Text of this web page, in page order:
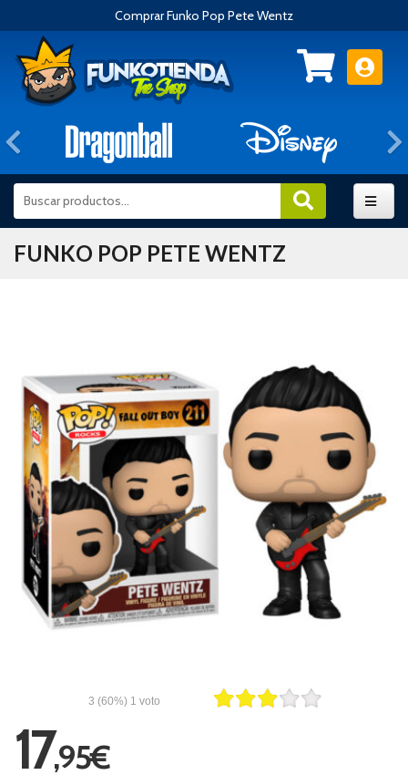
Comprar Funko Pop Pete Wentz
Anterior
FUNKO POP PETE WENTZ
3 (60%) 1 voto
17,95€